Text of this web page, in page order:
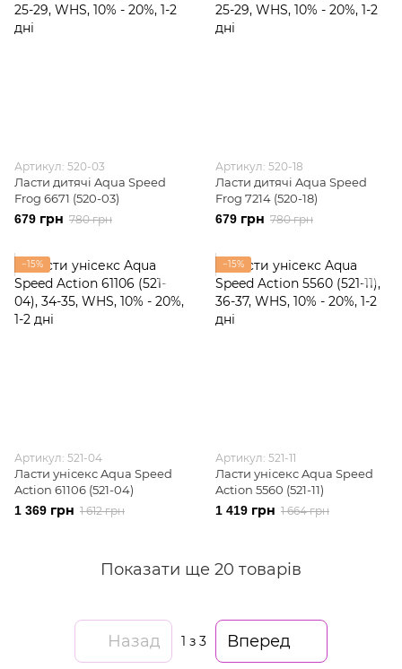
Артикул: 520-03
Ласти дитячі Aqua Speed
Frog 6671 (520-03)
679 грн 780 грн
Артикул: 520-18
Ласти дитячі Aqua Speed
Frog 7214 (520-18)
679 грн 780 грн
−15%
Артикул: 521-04
Ласти унісекс Aqua Speed
Action 61106 (521-04)
1 369 грн 1 612 грн
−15%
Артикул: 521-11
Ласти унісекс Aqua Speed
Action 5560 (521-11)
1 419 грн 1 664 грн
Показати ще 20 товарів
Назад 1 з 3 Вперед